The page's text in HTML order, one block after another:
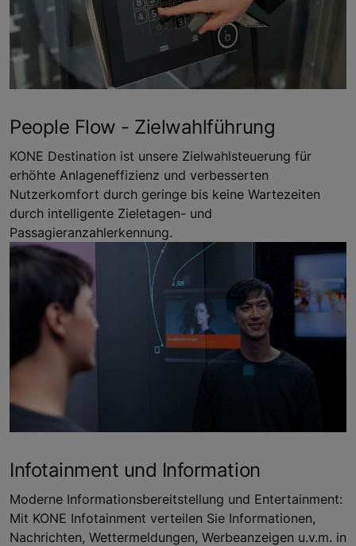
People Flow - Zielwahlführung
KONE Destination ist unsere Zielwahlsteuerung für
erhöhte Anlageneffizienz und verbesserten
Nutzerkomfort durch geringe bis keine Wartezeiten
durch intelligente Zieletagen- und
Passagieranzahlerkennung.
Infotainment und Information
Moderne Informationsbereitstellung und Entertainment:
Mit KONE Infotainment verteilen Sie Informationen,
Nachrichten, Wettermeldungen, Werbeanzeigen u.v.m. in